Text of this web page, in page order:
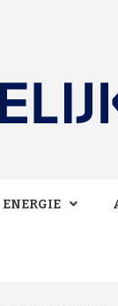
ENERGIE